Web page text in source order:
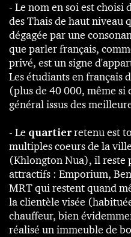
- Le nom en soi est choisi
des Thais de haut niveau
dégagée par une
que parler français,
privé, est un signe
Les étudiants en français
(plus de 40 000, même
général issus des
- Le quartierretenu est
multiples coeurs de la
(Khlongton Nua), il reste
attractifs : Emporium,
MRT qui restent quand
la clientèle visée
chauffeur, bien
réalisé un immeuble de